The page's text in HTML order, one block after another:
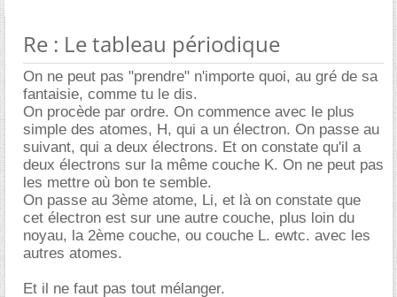
Re : Le tableau périodique
On ne peut pas "prendre" n'importe quoi, au gré de sa
fantaisie, comme tu le dis.
On procède par ordre. On commence avec le plus
simple des atomes, H, qui a un électron. On passe au
suivant, qui a deux électrons. Et on constate qu'il a
deux électrons sur la même couche K. On ne peut pas
les mettre où bon te semble.
On passe au 3ème atome, Li, et là on constate que
cet électron est sur une autre couche, plus loin du
noyau, la 2ème couche, ou couche L. ewtc. avec les
autres atomes.
Et il ne faut pas tout mélanger.